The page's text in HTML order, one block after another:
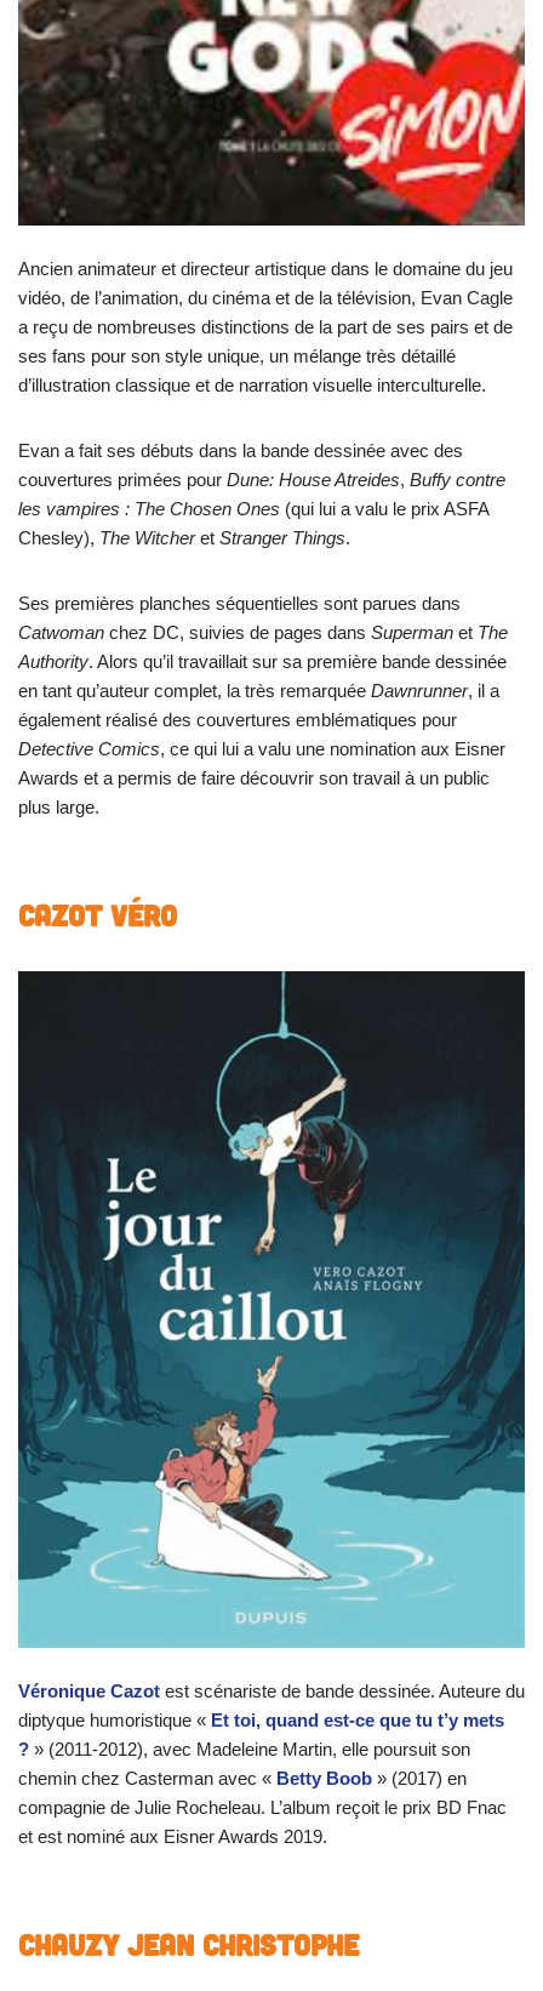
Ancien animateur et directeur artistique dans le domaine du jeu
vidéo, de l’animation, du cinéma et de la télévision, Evan Cagle
a reçu de nombreuses distinctions de la part de ses pairs et de
ses fans pour son style unique, un mélange très détaillé
d’illustration classique et de narration visuelle interculturelle.
Evan a fait ses débuts dans la bande dessinée avec des
couvertures primées pour Dune: House Atreides, Buffy contre
les vampires : The Chosen Ones (qui lui a valu le prix ASFA
Chesley), The Witcheret Stranger Things.
Ses premières planches séquentielles sont parues dans
Catwoman chez DC, suivies de pages dans Superman et The
Authority. Alors qu’il travaillait sur sa première bande dessinée
en tant qu’auteur complet, la très remarquée Dawnrunner, il a
également réalisé des couvertures emblématiques pour
Detective Comics, ce qui lui a valu une nomination aux Eisner
Awards et a permis de faire découvrir son travail à un public
plus large.
CAZOT Véro
Véronique Cazot est scénariste de bande dessinée. Auteure du
diptyque humoristique « Et toi, quand est-ce que tu t’y mets
? » (2011-2012), avec Madeleine Martin, elle poursuit son
chemin chez Casterman avec « Betty Boob » (2017) en
compagnie de Julie Rocheleau. L’album reçoit le prix BD Fnac
et est nominé aux Eisner Awards 2019.
CHAUZY Jean Christophe